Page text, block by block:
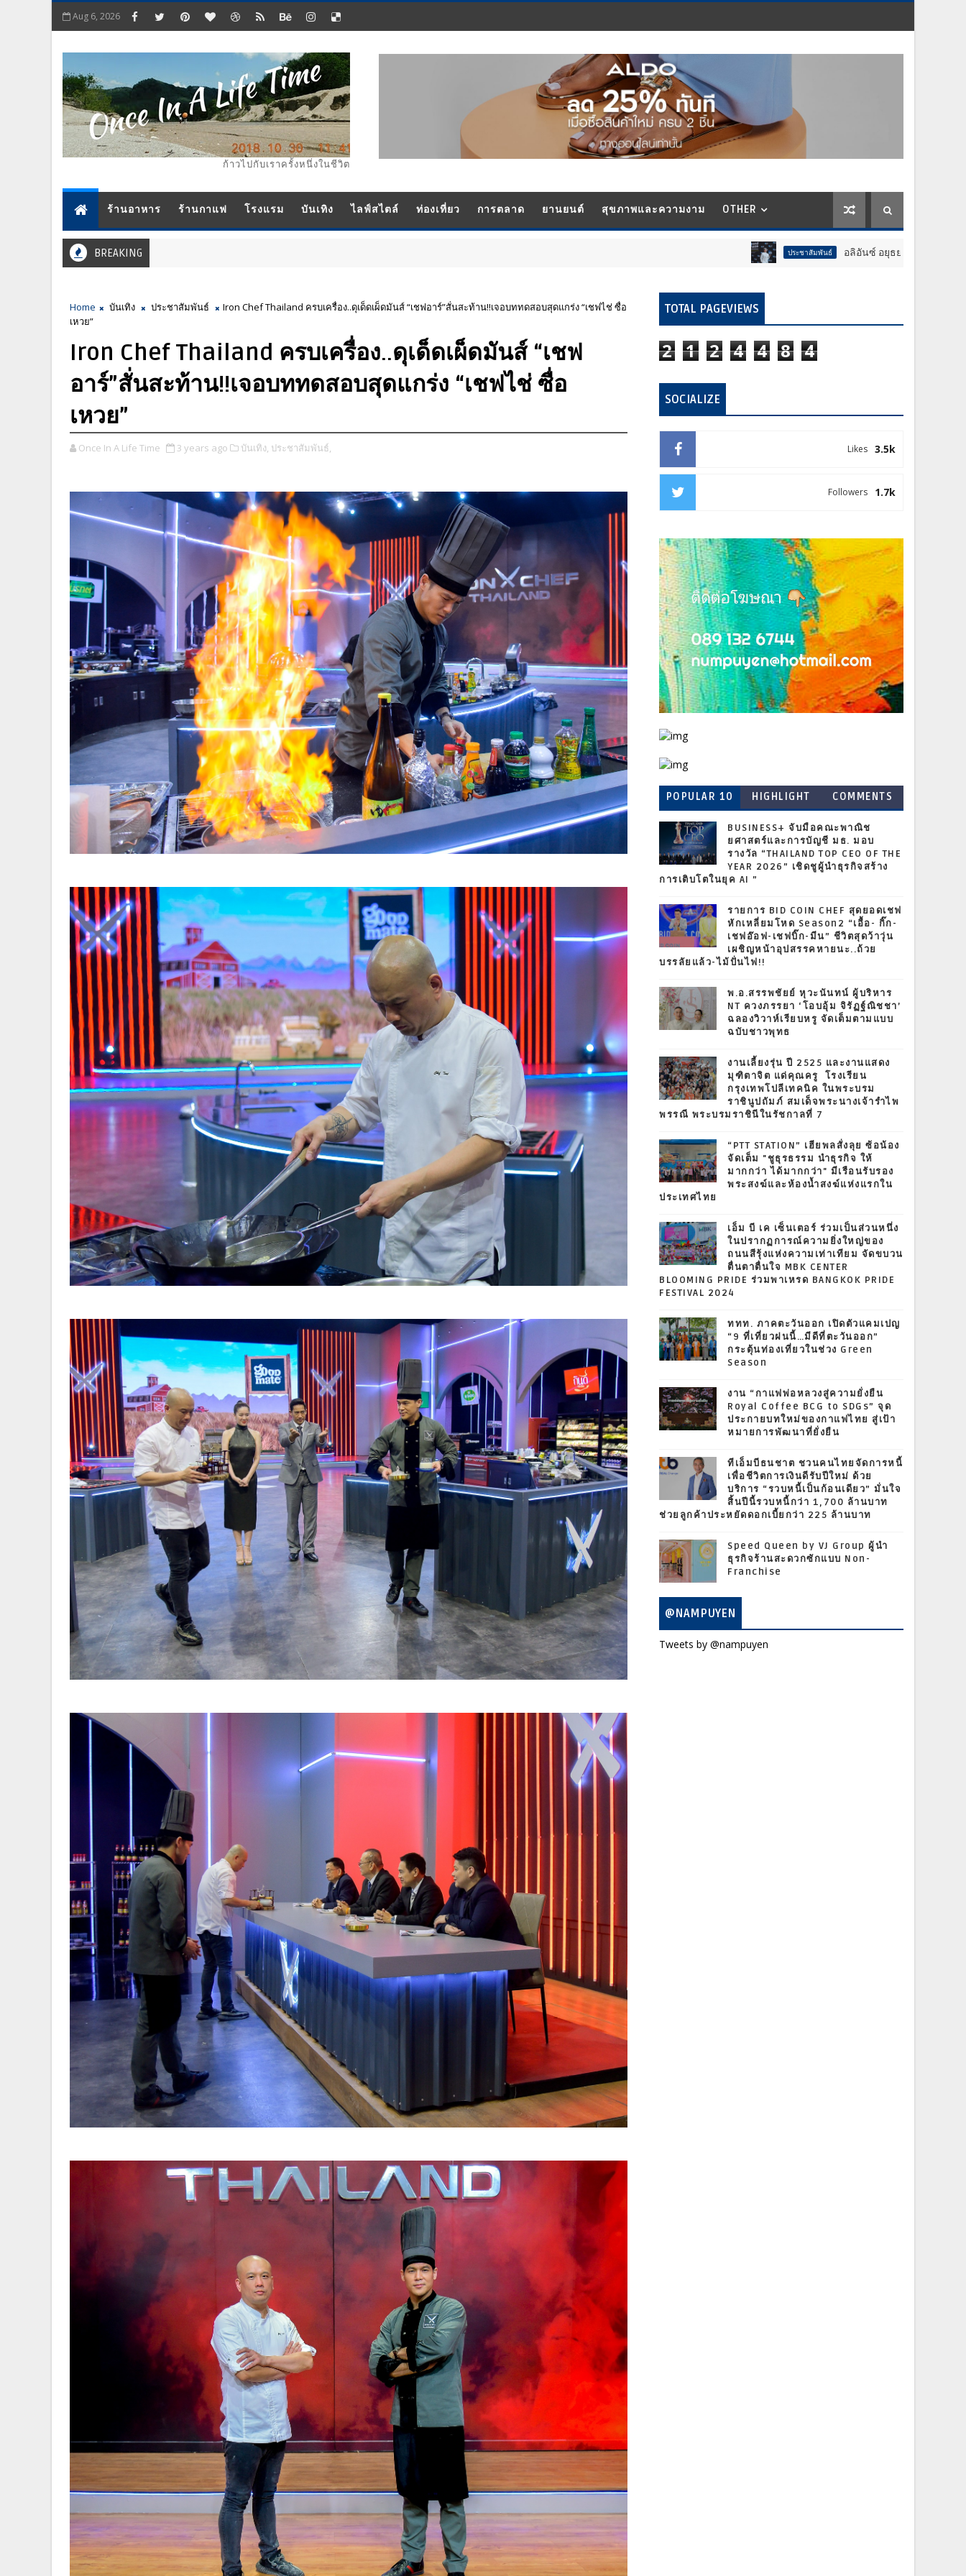
Aug 6, 2026
ก้าวไปกับเราครั้งหนึ่งในชีวิต
ร้านอาหาร ร้านกาแฟ โรงแรม บันเทิง ไลฟ์สไตล์ ท่องเที่ยว การตลาด ยานยนต์ สุขภาพและความงาม OTHER
BREAKING อลิอันซ์ อยุธยา คว้ารางวัล Trusted Life
Home บันเทิง ประชาสัมพันธ์
Iron Chef Thailand ครบเครื่อง..ดุเด็ดเผ็ดมันส์ “เชฟอาร์”สั่นสะท้าน!!เจอบททดสอบสุดแกร่ง “เชฟไช่ ซื่อ
เหวย”
Iron Chef Thailand ครบเครื่อง..ดุเด็ดเผ็ดมันส์ “เชฟ
อาร์”สั่นสะท้าน!!เจอบททดสอบสุดแกร่ง “เชฟไช่ ซื่อ
เหวย”
Once In A Life Time 3 years ago บันเทิง, ประชาสัมพันธ์,
TOTAL PAGEVIEWS
2 1 2 4 4 8 4
SOCIALIZE
3.5k
Likes
1.7k
Followers
POPULAR 10 HIGHLIGHT COMMENTS
BUSINESS+ จับมือคณะพาณิช
ยศาสตร์และการบัญชี มธ. มอบ
รางวัล “THAILAND TOP CEO OF THE
YEAR 2026” เชิดชูผู้นำธุรกิจสร้าง
การเติบโตในยุค AI ”
รายการ BID COIN CHEF สุดยอดเชฟ
หักเหลี่ยมโหด Season2 “เอื้อ- กิ๊ก-
เชฟอ๊อฟ-เชฟบิ๊ก-มีน” ชีวิตสุดว้าวุ่น
เผชิญหน้าอุปสรรคหายนะ..ถ้วย
บรรลัยแล้ว-ไม้ปั่นไฟ!!
พ.อ.สรรพชัยย์ หุวะนันทน์ ผู้บริหาร
NT ควงภรรยา ‘โอบอุ้ม จิรัฏฐ์ณิชชา’
ฉลองวิวาห์เรียบหรู จัดเต็มตามแบบ
ฉบับชาวพุทธ
งานเลี้ยงรุ่น ปี 2525 และงานแสดง
มุฑิตาจิต แด่คุณครู โรงเรียน
กรุงเทพโปลีเทคนิค ในพระบรม
ราชินูปถัมภ์ สมเด็จพระนางเจ้ารำไพ
พรรณี พระบรมราชินีในรัชกาลที่ 7
“PTT STATION” เฮียพลสั่งลุย ซ้อน้อง
จัดเต็ม "ชูธุรธรรม นำธุรกิจ ให้
มากกว่า ได้มากกว่า" มีเรือนรับรอง
พระสงฆ์และห้องน้ำสงฆ์แห่งแรกใน
ประเทศไทย
เอ็ม บี เค เซ็นเตอร์ ร่วมเป็นส่วนหนึ่ง
ในปรากฏการณ์ความยิ่งใหญ่ของ
ถนนสีรุ้งแห่งความเท่าเทียม จัดขบวน
ตื่นตาตื่นใจ MBK CENTER
BLOOMING PRIDE ร่วมพาเหรด BANGKOK PRIDE
FESTIVAL 2024
ททท. ภาคตะวันออก เปิดตัวแคมเปญ
“9 ที่เที่ยวฝนนี้…มีดีที่ตะวันออก”
กระตุ้นท่องเที่ยวในช่วง Green
Season
งาน “กาแฟพ่อหลวงสู่ความยั่งยืน
Royal Coffee BCG to SDGs” จุด
ประกายบทใหม่ของกาแฟไทย สู่เป้า
หมายการพัฒนาที่ยั่งยืน
ทีเอ็มบีธนชาต ชวนคนไทยจัดการหนี้
เพื่อชีวิตการเงินดีรับปีใหม่ ด้วย
บริการ “รวบหนี้เป็นก้อนเดียว” มั่นใจ
สิ้นปีนี้รวบหนี้กว่า 1,700 ล้านบาท
ช่วยลูกค้าประหยัดดอกเบี้ยกว่า 225 ล้านบาท
Speed Queen by VJ Group ผู้นำ
ธุรกิจร้านสะดวกซักแบบ Non-
Franchise
@NAMPUYEN
Tweets by @nampuyen